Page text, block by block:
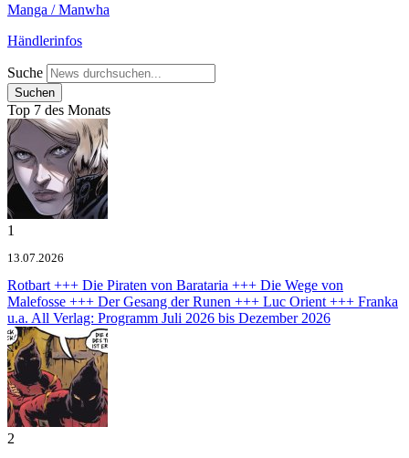
Manga / Manwha
Händlerinfos
Suche
Top 7 des Monats
1
13.07.2026
Rotbart +++ Die Piraten von Barataria +++ Die Wege von
Malefosse +++ Der Gesang der Runen +++ Luc Orient +++ Franka
u.a. All Verlag: Programm Juli 2026 bis Dezember 2026
2